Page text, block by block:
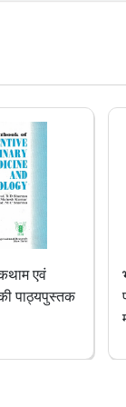
की खोज: भाकृअनुप-
में भूमिहीन कृषि
आजीविका मॉडल का
14
द्वारा नमक की
भरा करना: पाली,
की कहानी
महिला उद्यमिता को
तंत्र और तकनीकी